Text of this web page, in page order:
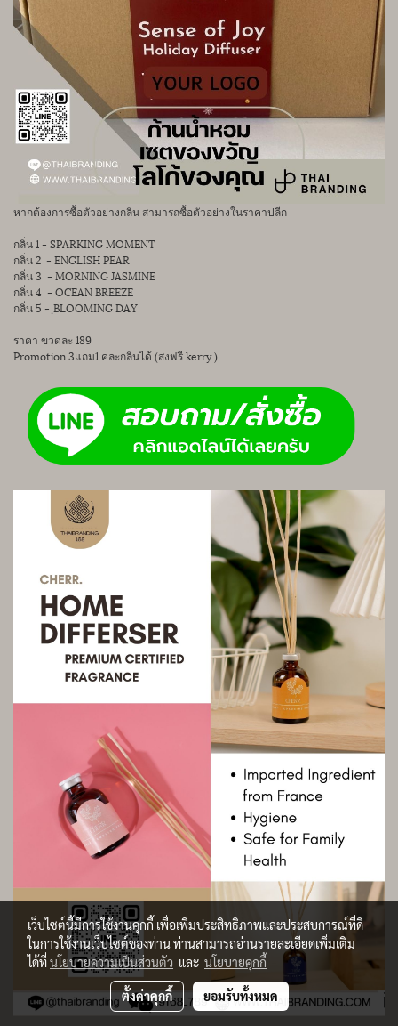
หากต้องการซื้อตัวอย่างกลิ่น สามารถซื้อตัวอย่างในราคาปลีก
กลิ่น 1 - SPARKING MOMENT
กลิ่น 2 - ENGLISH PEAR
กลิ่น 3 - MORNING JASMINE
กลิ่น 4 - OCEAN BREEZE
กลิ่น 5 - ฺBLOOMING DAY
ราคา ขวดละ 189
Promotion 3แถม1 คละกลิ่นได้ (ส่งฟรี kerry )
เว็บไซต์นี้มีการใช้งานคุกกี้ เพื่อเพิ่มประสิทธิภาพและประสบการณ์ที่ดี
ในการใช้งานเว็บไซต์ของท่าน ท่านสามารถอ่านรายละเอียดเพิ่มเติม
ได้ที่นโยบายความเป็นส่วนตัว และ นโยบายคุกกี้
ตั้งค่าคุกกี้ ยอมรับทั้งหมด